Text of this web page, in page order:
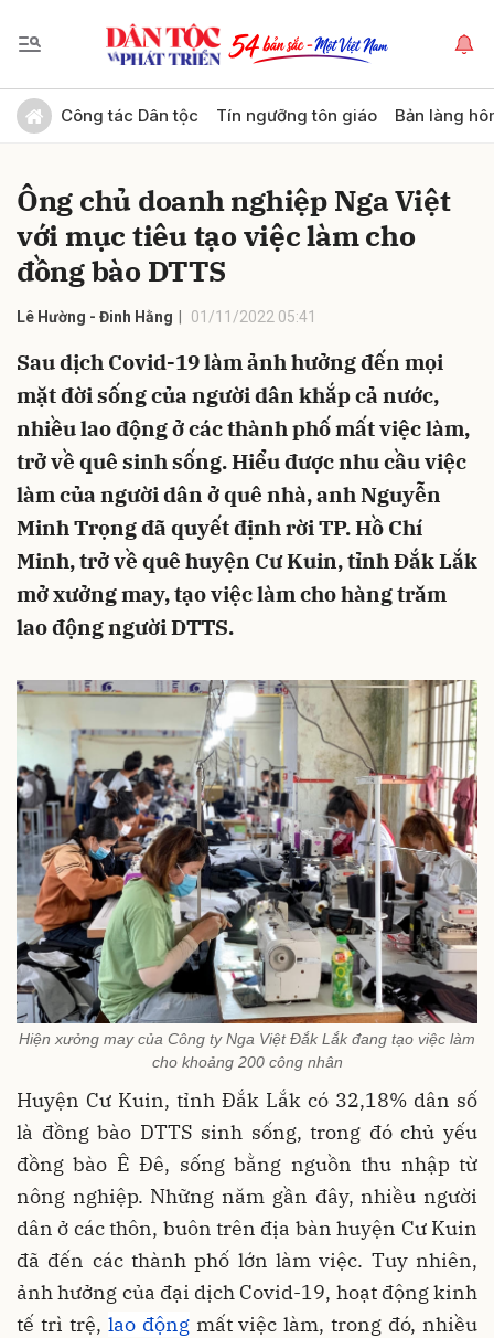
Công tác Dân tộc Tín ngưỡng tôn giáo Bản làng
Ông chủ doanh nghiệp Nga Việt
với mục tiêu tạo việc làm cho
đồng bào DTTS
Lê Hường - Đinh Hằng 01/11/2022 05:41
Sau dịch Covid-19 làm ảnh hưởng đến mọi
mặt đời sống của người dân khắp cả nước,
nhiều lao động ở các thành phố mất việc làm,
trở về quê sinh sống. Hiểu được nhu cầu việc
làm của người dân ở quê nhà, anh Nguyễn
Minh Trọng đã quyết định rời TP. Hồ Chí
Minh, trở về quê huyện Cư Kuin, tỉnh Đắk Lắk
mở xưởng may, tạo việc làm cho hàng trăm
lao động người DTTS.
Hiện xưởng may của Công ty Nga Việt Đắk Lắk đang tạo việc làm
cho khoảng 200 công nhân
Huyện Cư Kuin, tỉnh Đắk Lắk có 32,18% dân số
là đồng bào DTTS sinh sống, trong đó chủ yếu
đồng bào Ê Đê, sống bằng nguồn thu nhập từ
nông nghiệp. Những năm gần đây, nhiều người
dân ở các thôn, buôn trên địa bàn huyện Cư Kuin
đã đến các thành phố lớn làm việc. Tuy nhiên,
ảnh hưởng của đại dịch Covid-19, hoạt động kinh
tế trì trệ, lao độngmất việc làm, trong đó, nhiều
Gửi bình luận